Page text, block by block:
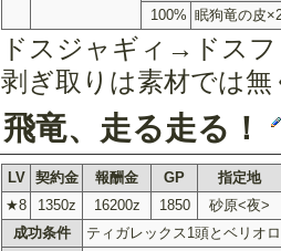
100% 眠狗竜の皮
ドスジャギィ→ドス
剥ぎ取りは素材では
飛竜、走る走る！
LV 契約金 報酬金 GP
指定地
★8
1350z 16200z 1850
砂原<夜>
成功条件
ティガレックス1頭とベリオ